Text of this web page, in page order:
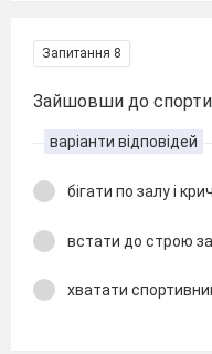
Запитання 8
Зайшовши до
варіанти відповідей
бігати по залу і
встати до строю
хватати